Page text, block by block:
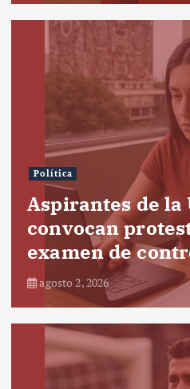
Política
Aspirantes de la
convocan
examen de
agosto 2, 2026